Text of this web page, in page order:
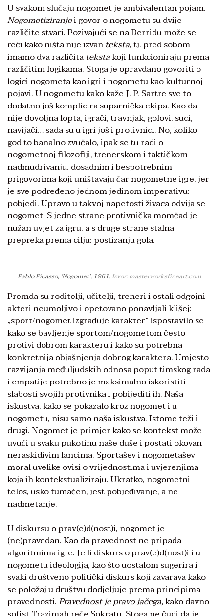
U svakom slučaju nogomet je ambivalentan pojam.
Nogometiziranjei govor o nogometu su dvije
različite stvari. Pozivajući se na Derridu može se
reći kako ništa nije izvan teksta, tj. pred sobom
imamo dva različita tekstakoji funkcioniraju prema
različitim logikama. Stoga je opravdano govoriti o
logici nogometa kao igri i nogometu kao kulturnoj
pojavi. U nogometu kako kaže J. P. Sartre sve to
dodatno još komplicira suparnička ekipa. Kao da
nije dovoljna lopta, igrači, travnjak, golovi, suci,
navijači… sada su u igri još i protivnici. No, koliko
god to banalno zvučalo, ipak se tu radi o
nogometnoj filozofiji, trenerskom i taktičkom
nadmudrivanju, dosadnim i bespotrebnim
prigovorima koji uništavaju čar nogometne igre, jer
je sve podređeno jednom jedinom imperativu:
pobjedi. Upravo u takvoj napetosti živaca odvija se
nogomet. S jedne strane protivnička momčad je
nužan uvjet za igru, a s druge strane stalna
prepreka prema cilju: postizanju gola.
Pablo Picasso, ‘Nogomet’, 1961.Izvor: masterworksfineart.com
Premda su roditelji, učitelji, treneri i ostali odgojni
akteri neumoljivo i opetovano ponavljali klišej:
„sport/nogomet izgrađuje karakter” ispostavilo se
kako se bavljenje sportom/nogometom često
protivi dobrom karakteru i kako su potrebna
konkretnija objašnjenja dobrog karaktera. Umjesto
razvijanja međuljudskih odnosa poput timskog rada
i empatije potrebno je maksimalno iskoristiti
slabosti svojih protivnika i pobijediti ih. Naša
iskustva, kako se pokazalo kroz nogomet i u
nogometu, nisu samo naša iskustva. Istome teži i
drugi. Nogomet je primjer kako se kontekst može
uvući u svaku pukotinu naše duše i postati okovan
neraskidivim lancima. Sportašev i nogometašev
moral uvelike ovisi o vrijednostima i uvjerenjima
koja ih kontekstualiziraju. Ukratko, nogometni
telos, usko tumačen, jest pobjeđivanje, a ne
nadmetanje.
U diskursu o prav(e)d(nost)i, nogomet je
(ne)pravedan. Kao da pravednost ne pripada
algoritmima igre. Je li diskurs o prav(e)d(nost)i i u
nogometu ideologija, kao što uostalom sugerira i
svaki društveno politički diskurs koji zavarava kako
se položaj u društvu dodjeljuje prema principima
pravednosti.Pravednost je pravo jačega,kako davno